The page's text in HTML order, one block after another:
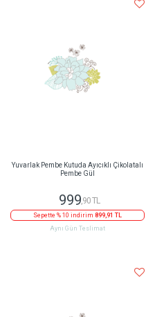
Yuvarlak Pembe Kutuda Ayıcıklı Çikolatalı
Pembe Gül
999,90 TL
Sepette % 10 indirim899,91 TL
Aynı Gün Teslimat